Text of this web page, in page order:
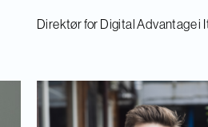
Direktør for Digital Advantage i